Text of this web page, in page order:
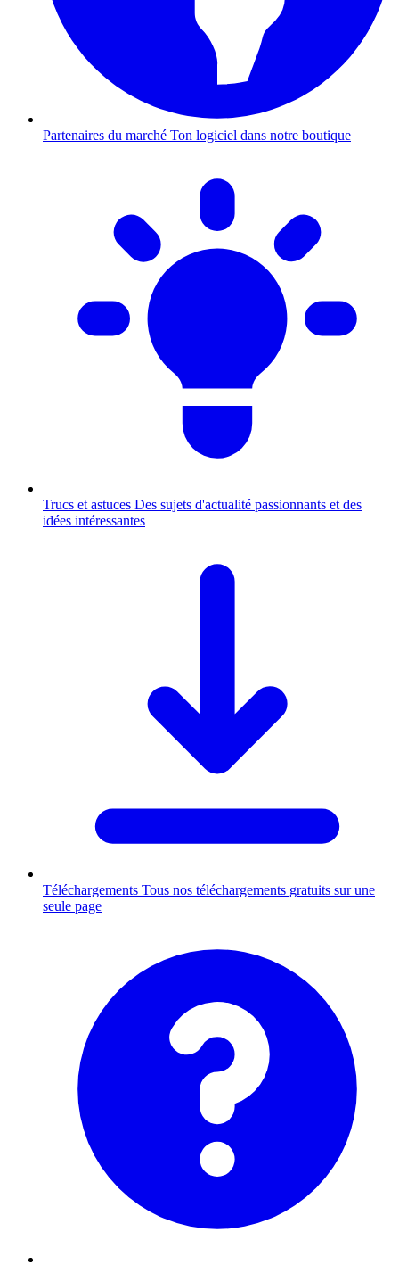
Partenaires du marché Ton logiciel dans notre boutique
Trucs et astuces Des sujets d'actualité passionnants et des
idées intéressantes
Téléchargements Tous nos téléchargements gratuits sur une
seule page